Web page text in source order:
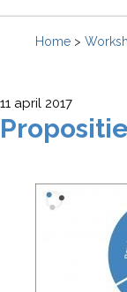
Home >
11 april 2017